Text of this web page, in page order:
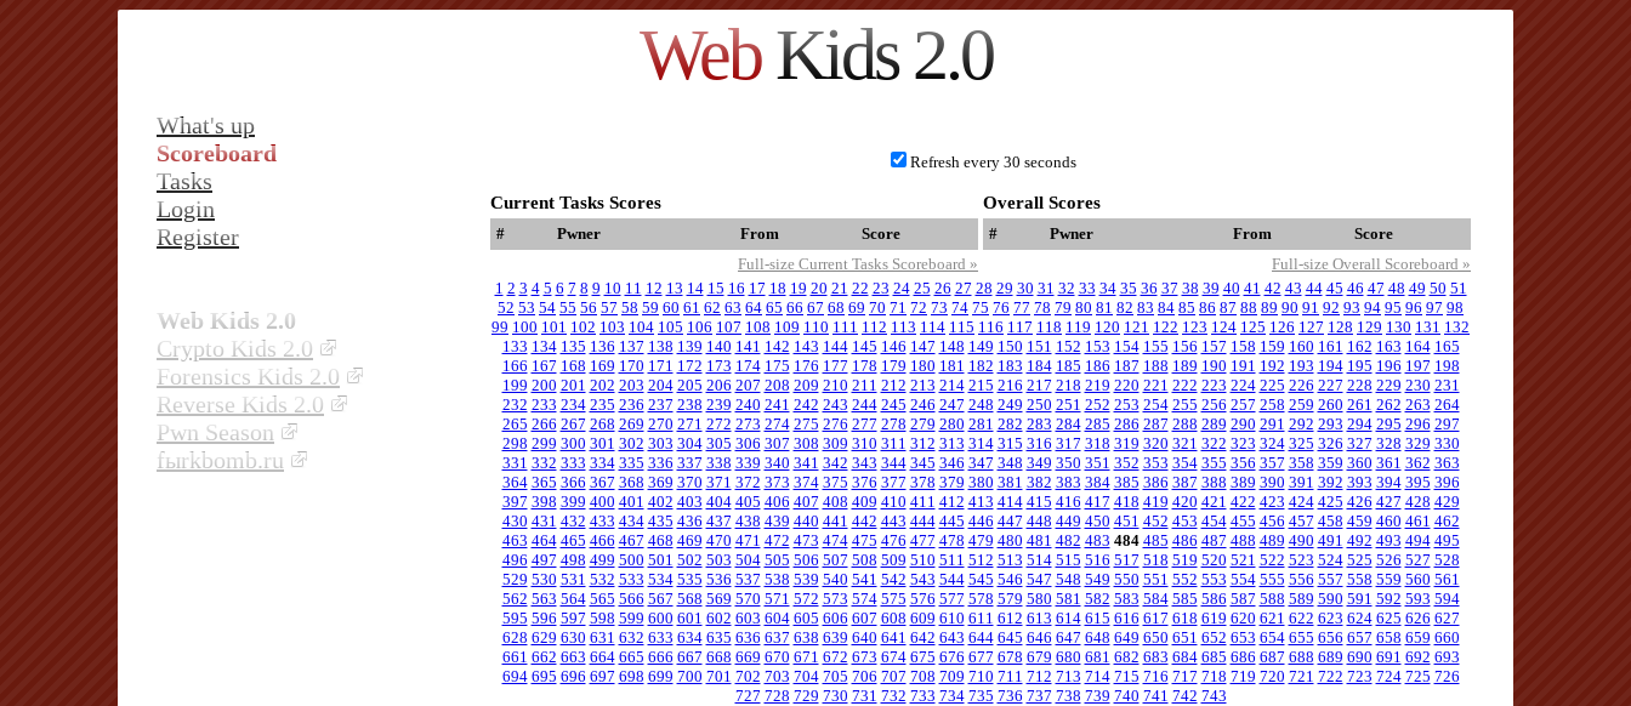
WebKids 2.0
What's up
Scoreboard
Tasks
Login
Register
Web Kids 2.0
Crypto Kids 2.0
Forensics Kids 2.0
Reverse Kids 2.0
Pwn Season
fыrkbomb.ru
Refresh every 30 seconds
Current Tasks Scores Overall Scores
# Pwner From
Score
Full-size Current Tasks Scoreboard »
# Pwner From
Score
Full-size Overall Scoreboard »
1 2 3 4 5 6 7 8 9 10 11 12 13 14 15 16 17 18 19 20 21 22 23 24 25 26 27 28 29 30 31 32 33 34 35 36 37 38 39 40 41 42 43 44 45 46 47 48 49 50 51
52 53 54 55 56 57 58 59 60 61 62 63 64 65 66 67 68 69 70 71 72 73 74 75 76 77 78 79 80 81 82 83 84 85 86 87 88 89 90 91 92 93 94 95 96 97 98
99 100 101 102 103 104 105 106 107 108 109 110 111 112 113 114 115 116 117 118 119 120 121 122 123 124 125 126 127 128 129 130 131 132
133 134 135 136 137 138 139 140 141 142 143 144 145 146 147 148 149 150 151 152 153 154 155 156 157 158 159 160 161 162 163 164 165
166 167 168 169 170 171 172 173 174 175 176 177 178 179 180 181 182 183 184 185 186 187 188 189 190 191 192 193 194 195 196 197 198
199 200 201 202 203 204 205 206 207 208 209 210 211 212 213 214 215 216 217 218 219 220 221 222 223 224 225 226 227 228 229 230 231
232 233 234 235 236 237 238 239 240 241 242 243 244 245 246 247 248 249 250 251 252 253 254 255 256 257 258 259 260 261 262 263 264
265 266 267 268 269 270 271 272 273 274 275 276 277 278 279 280 281 282 283 284 285 286 287 288 289 290 291 292 293 294 295 296 297
298 299 300 301 302 303 304 305 306 307 308 309 310 311 312 313 314 315 316 317 318 319 320 321 322 323 324 325 326 327 328 329 330
331 332 333 334 335 336 337 338 339 340 341 342 343 344 345 346 347 348 349 350 351 352 353 354 355 356 357 358 359 360 361 362 363
364 365 366 367 368 369 370 371 372 373 374 375 376 377 378 379 380 381 382 383 384 385 386 387 388 389 390 391 392 393 394 395 396
397 398 399 400 401 402 403 404 405 406 407 408 409 410 411 412 413 414 415 416 417 418 419 420 421 422 423 424 425 426 427 428 429
430 431 432 433 434 435 436 437 438 439 440 441 442 443 444 445 446 447 448 449 450 451 452 453 454 455 456 457 458 459 460 461 462
463 464 465 466 467 468 469 470 471 472 473 474 475 476 477 478 479 480 481 482 483 484 485 486 487 488 489 490 491 492 493 494 495
496 497 498 499 500 501 502 503 504 505 506 507 508 509 510 511 512 513 514 515 516 517 518 519 520 521 522 523 524 525 526 527 528
529 530 531 532 533 534 535 536 537 538 539 540 541 542 543 544 545 546 547 548 549 550 551 552 553 554 555 556 557 558 559 560 561
562 563 564 565 566 567 568 569 570 571 572 573 574 575 576 577 578 579 580 581 582 583 584 585 586 587 588 589 590 591 592 593 594
595 596 597 598 599 600 601 602 603 604 605 606 607 608 609 610 611 612 613 614 615 616 617 618 619 620 621 622 623 624 625 626 627
628 629 630 631 632 633 634 635 636 637 638 639 640 641 642 643 644 645 646 647 648 649 650 651 652 653 654 655 656 657 658 659 660
661 662 663 664 665 666 667 668 669 670 671 672 673 674 675 676 677 678 679 680 681 682 683 684 685 686 687 688 689 690 691 692 693
694 695 696 697 698 699 700 701 702 703 704 705 706 707 708 709 710 711 712 713 714 715 716 717 718 719 720 721 722 723 724 725 726
727 728 729 730 731 732 733 734 735 736 737 738 739 740 741 742 743